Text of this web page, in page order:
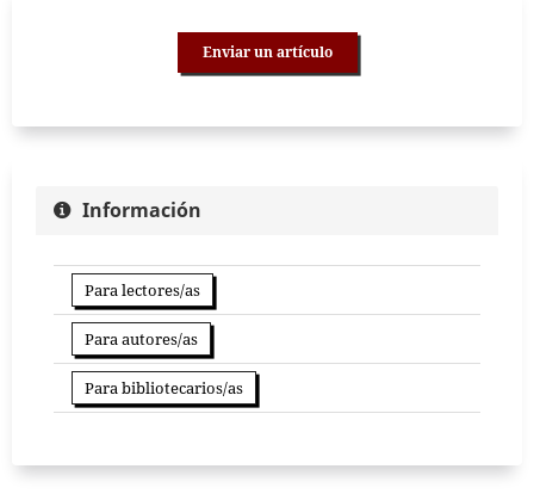
Enviar un artículo
Información
Para lectores/as
Para autores/as
Para bibliotecarios/as